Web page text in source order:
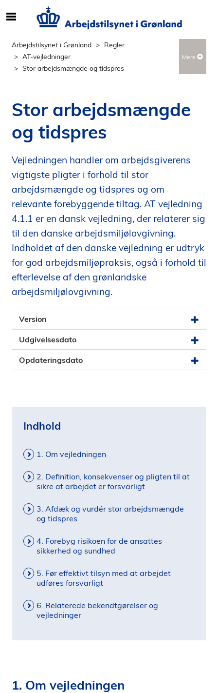
e
f
i
d
o
d
p
å
s
d
e
n
Arbejdstilsynet i Grønland
Regler
AT-vejledninger
Stor arbejdsmængde og tidspres
Mere
Stor arbejdsmængde
og tidspres
Vejledningen handler om arbejdsgiverens
vigtigste pligter i forhold til stor
arbejdsmængde og tidspres og om
relevante forebyggende tiltag. AT vejledning
4.1.1 er en dansk vejledning, der relaterer sig
til den danske arbejdsmiljølovgivning.
Indholdet af den danske vejledning er udtryk
for god arbejdsmiljøpraksis, også i forhold til
efterlevelse af den grønlandske
arbejdsmiljølovgivning.
Version
Udgivelsesdato
Opdateringsdato
Indhold
1. Om vejledningen
2. Deﬁnition, konsekvenser og pligten til at
sikre at arbejdet er forsvarligt
3. Afdæk og vurdér stor arbejdsmængde
og tidspres
4. Forebyg risikoen for de ansattes
sikkerhed og sundhed
5. Før effektivt tilsyn med at arbejdet
udføres forsvarligt
6. Relaterede bekendtgørelser og
vejledninger
1. Om vejledningen